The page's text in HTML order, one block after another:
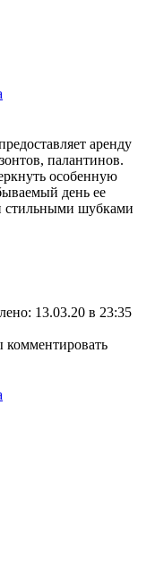
аренду
палантинов.
особенную
день ее
стильными шубками
13.03.20 в 23:35
комментировать